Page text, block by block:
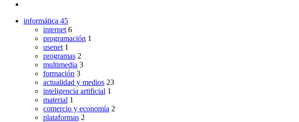
informática 45
internet 6
programación 1
usenet 1
programas 2
multimedia 3
formación 3
actualidad y medios 23
inteligencia artificial 1
material 1
comercio y economía 2
plataformas 2